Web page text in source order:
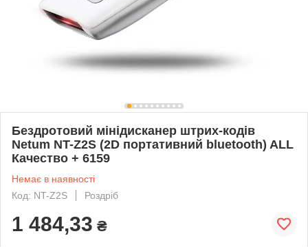
Бездротовий мінідисканер штрих-кодів
Netum NT-Z2S (2D портативний bluetooth) ALL
Качество + 6159
Немає в наявності
Код: NT-Z2S
Роздріб
1 484,33 ₴